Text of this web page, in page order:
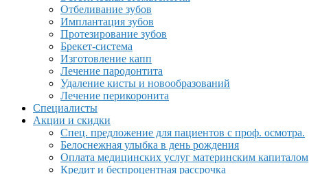
Отбеливание зубов
Имплантация зубов
Протезирование зубов
Брекет-система
Изготовление капп
Лечение пародонтита
Удаление кисты и новообразований
Лечение перикоронита
Специалисты
Акции и скидки
Спец. предложение для пациентов с проф. осмотра.
Белоснежная улыбка в день рождения
Оплата медицинских услуг материнским капиталом
Кредит и беспроцентная рассрочка